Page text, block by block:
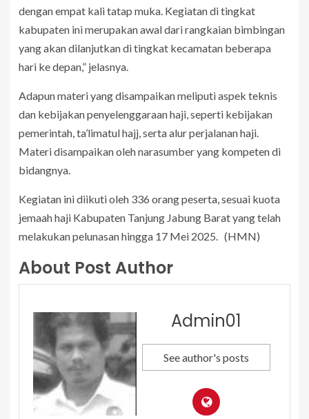
dengan empat kali tatap muka. Kegiatan di tingkat
kabupaten ini merupakan awal dari rangkaian bimbingan
yang akan dilanjutkan di tingkat kecamatan beberapa
hari ke depan,” jelasnya.
Adapun materi yang disampaikan meliputi aspek teknis
dan kebijakan penyelenggaraan haji, seperti kebijakan
pemerintah, ta’limatul hajj, serta alur perjalanan haji.
Materi disampaikan oleh narasumber yang kompeten di
bidangnya.
Kegiatan ini diikuti oleh 336 orang peserta, sesuai kuota
jemaah haji Kabupaten Tanjung Jabung Barat yang telah
melakukan pelunasan hingga 17 Mei 2025. (HMN)
About Post Author
Admin01
See author's posts